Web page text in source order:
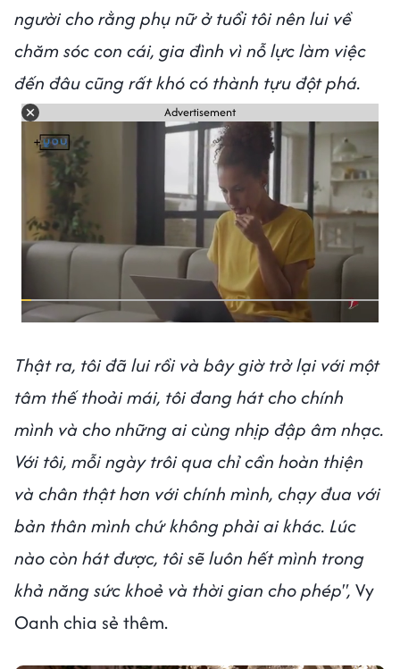
người cho rằng phụ nữ ở tuổi tôi nên lui về
chăm sóc con cái, gia đình vì nỗ lực làm việc
đến đâu cũng rất khó có thành tựu đột phá.
Advertisement
Thật ra, tôi đã lui rồi và bây giờ trở lại với một
tâm thế thoải mái, tôi đang hát cho chính
mình và cho những ai cùng nhịp đập âm nhạc.
Với tôi, mỗi ngày trôi qua chỉ cần hoàn thiện
và chân thật hơn với chính mình, chạy đua với
bản thân mình chứ không phải ai khác. Lúc
nào còn hát được, tôi sẽ luôn hết mình trong
khả năng sức khoẻ và thời gian cho phép", Vy
Oanh chia sẻ thêm.